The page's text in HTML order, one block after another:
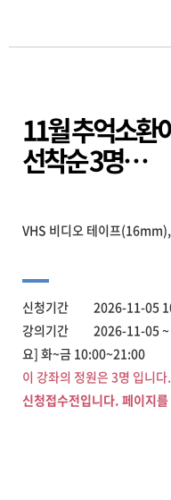
11월 추억소환
선착순 3명…
VHS 비디오 테이프
신청기간 2026-11-05
강의기간 2026-11-05 ~
요] 화~금 10:00~21:00
이 강좌의 정원은 3명 입니다.
신청접수전입니다. 페이지